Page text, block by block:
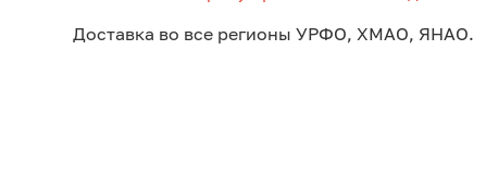
Доставка во все регионы УРФО, ХМАО, ЯНАО.